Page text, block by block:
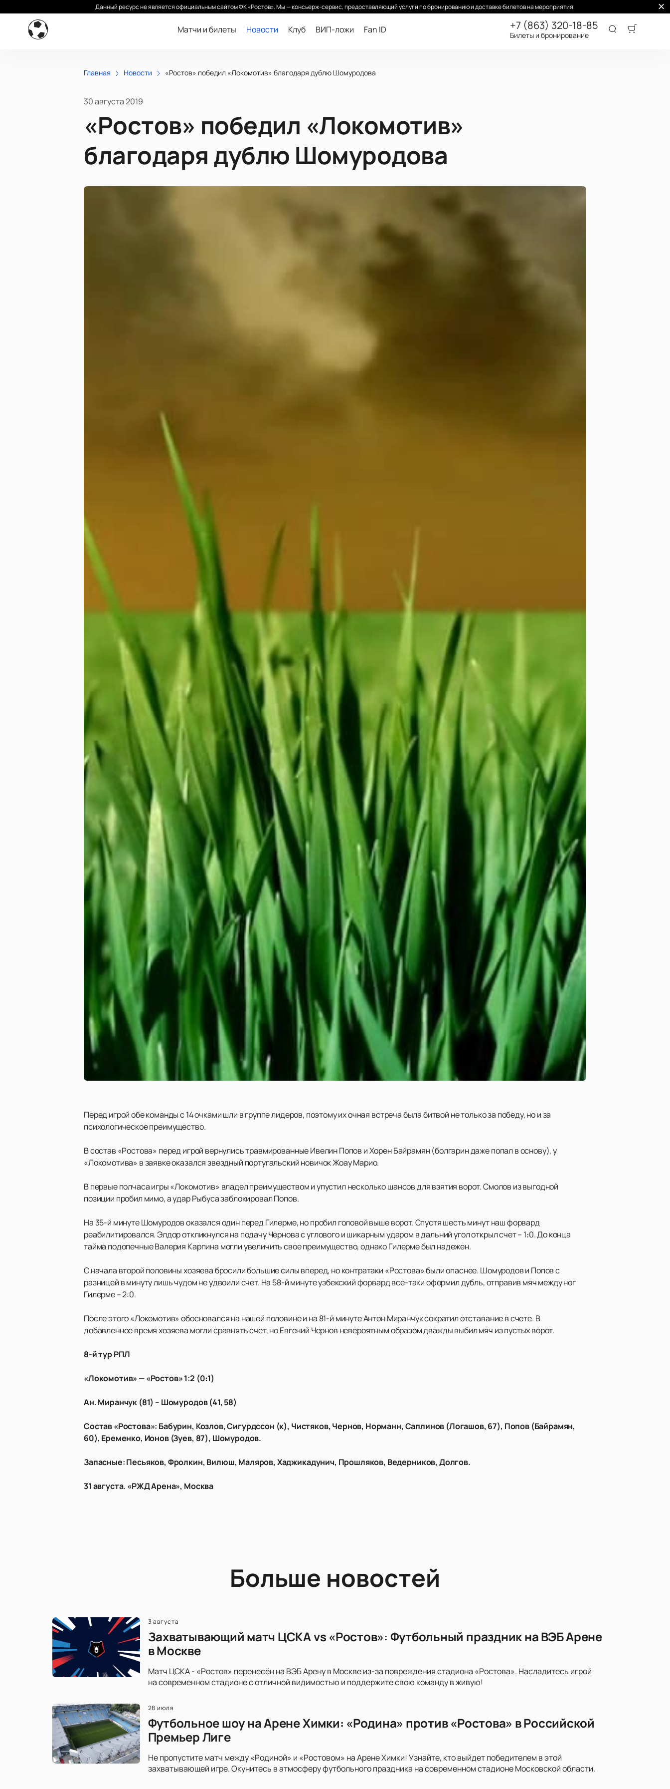
Данный ресурс не является официальным сайтом ФК «Ростов». Мы — консьерж-сервис, предоставляющий услуги по бронированию и доставке билетов на мероприятия.
Матчи и билеты Новости Клуб ВИП-ложи Fan ID +7 (863) 320-18-85
Билеты и бронирование
Главная Новости «Ростов» победил «Локомотив» благодаря дублю Шомуродова
30 августа 2019
«Ростов» победил «Локомотив»
благодаря дублю Шомуродова
Перед игрой обе команды с 14 очками шли в группе лидеров, поэтому их очная встреча была битвой не только за победу, но и за
психологическое преимущество.
В состав «Ростова» перед игрой вернулись травмированные Ивелин Попов и Хорен Байрамян (болгарин даже попал в основу), у
«Локомотива» в заявке оказался звездный португальский новичок Жоау Марио.
В первые полчаса игры «Локомотив» владел преимуществом и упустил несколько шансов для взятия ворот. Смолов из выгодной
позиции пробил мимо, а удар Рыбуса заблокировал Попов.
На 35-й минуте Шомуродов оказался один перед Гилерме, но пробил головой выше ворот. Спустя шесть минут наш форвард
реабилитировался. Элдор откликнулся на подачу Чернова с углового и шикарным ударом в дальний угол открыл счет – 1։0. До конца
тайма подопечные Валерия Карпина могли увеличить свое преимущество, однако Гилерме был надежен.
С начала второй половины хозяева бросили большие силы вперед, но контратаки «Ростова» были опаснее. Шомуродов и Попов с
разницей в минуту лишь чудом не удвоили счет. На 58-й минуте узбекский форвард все-таки оформил дубль, отправив мяч между ног
Гилерме – 2:0.
После этого «Локомотив» обосновался на нашей половине и на 81-й минуте Антон Миранчук сократил отставание в счете. В
добавленное время хозяева могли сравнять счет, но Евгений Чернов невероятным образом дважды выбил мяч из пустых ворот.
8-й тур РПЛ
«Локомотив» — «Ростов» 1:2 (0։1)
Ан. Миранчук (81) – Шомуродов (41, 58)
Состав «Ростова»: Бабурин, Козлов, Сигурдссон (к), Чистяков, Чернов, Норманн, Саплинов (Логашов, 67), Попов (Байрамян,
60), Еременко, Ионов (Зуев, 87), Шомуродов.
Запасные: Песьяков, Фролкин, Вилюш, Маляров, Хаджикадунич, Прошляков, Ведерников, Долгов.
31 августа. «РЖД Арена», Москва
Больше новостей
3 августа
Захватывающий матч ЦСКА vs «Ростов»: Футбольный праздник на ВЭБ Арене
в Москве
Матч ЦСКА - «Ростов» перенесён на ВЭБ Арену в Москве из-за повреждения стадиона «Ростова». Насладитесь игрой
на современном стадионе с отличной видимостью и поддержите свою команду в живую!
28 июля
Футбольное шоу на Арене Химки: «Родина» против «Ростова» в Российской
Премьер Лиге
Не пропустите матч между «Родиной» и «Ростовом» на Арене Химки! Узнайте, кто выйдет победителем в этой
захватывающей игре. Окунитесь в атмосферу футбольного праздника на современном стадионе Московской области.